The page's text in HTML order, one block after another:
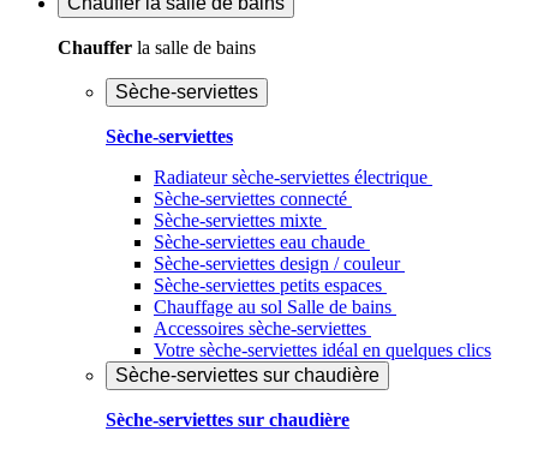
Chauffer la salle de bains
Sèche-serviettes
Sèche-serviettes
Radiateur sèche-serviettes électrique
Sèche-serviettes connecté
Sèche-serviettes mixte
Sèche-serviettes eau chaude
Sèche-serviettes design / couleur
Sèche-serviettes petits espaces
Chauffage au sol Salle de bains
Accessoires sèche-serviettes
Votre sèche-serviettes idéal en quelques clics
Sèche-serviettes sur chaudière
Sèche-serviettes sur chaudière